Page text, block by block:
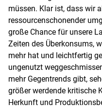
müssen. Klar ist, dass wir
ressourcenschonender
große Chance für unsere
Zeiten des Überkonsums,
mehr hat und leichtfertig
ungenutzt
mehr Gegentrends gibt,
größer werdende kritische
Herkunft und